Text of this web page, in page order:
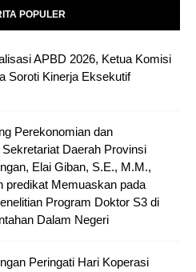
POPULER
APBD 2026, Ketua Komisi
Soroti Kinerja Eksekutif
Perekonomian dan
Daerah Provinsi
Elai Giban, S.E., M.M.,
predikat Memuaskan pada
Program Doktor S3 di
Dalam Negeri
Peringati Hari Koperasi